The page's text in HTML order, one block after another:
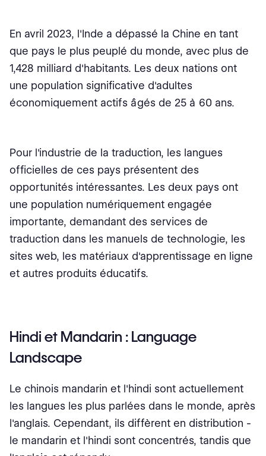
En avril 2023, l'Inde a dépassé la Chine en tant
que pays le plus peuplé du monde, avec plus de
1,428 milliard d'habitants. Les deux nations ont
une population significative d'adultes
économiquement actifs âgés de 25 à 60 ans.
Pour l'industrie de la traduction, les langues
officielles de ces pays présentent des
opportunités intéressantes. Les deux pays ont
une population numériquement engagée
importante, demandant des services de
traduction dans les manuels de technologie, les
sites web, les matériaux d'apprentissage en ligne
et autres produits éducatifs.
Hindi et Mandarin : Language
Landscape
Le chinois mandarin et l'hindi sont actuellement
les langues les plus parlées dans le monde, après
l'anglais. Cependant, ils diffèrent en distribution -
le mandarin et l'hindi sont concentrés, tandis que